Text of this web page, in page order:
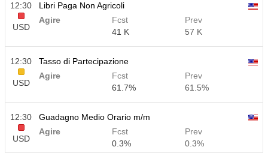
12:30
USD
Libri Paga Non Agricoli
Agire
Fcst
41 K
Prev
57 K
12:30
USD
Tasso di Partecipazione
Agire
Fcst
61.7%
Prev
61.5%
12:30
USD
Guadagno Medio Orario m/m
Agire
Fcst
0.3%
Prev
0.3%